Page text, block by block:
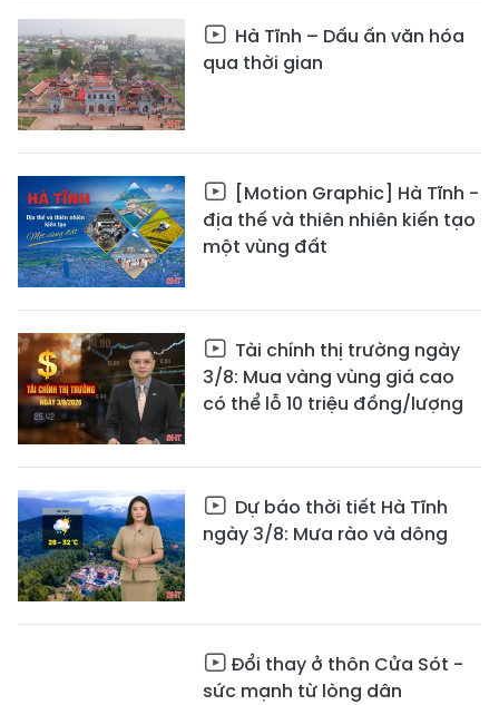
Hà Tĩnh – Dấu ấn văn hóa
qua thời gian
[Motion Graphic] Hà Tĩnh -
địa thế và thiên nhiên kiến tạo
một vùng đất
Tài chính thị trường ngày
3/8: Mua vàng vùng giá cao
có thể lỗ 10 triệu đồng/lượng
Dự báo thời tiết Hà Tĩnh
ngày 3/8: Mưa rào và dông
Đổi thay ở thôn Cửa Sót -
sức mạnh từ lòng dân